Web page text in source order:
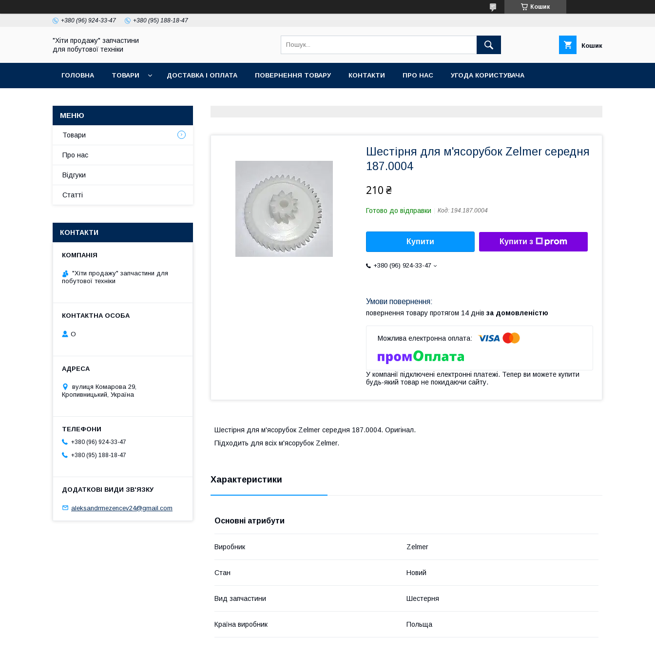
Кошик
+380 (96) 924-33-47 +380 (95) 188-18-47
"Хіти продажу" запчастини
для побутової техніки
Кошик
ГОЛОВНА ТОВАРИ ДОСТАВКА І ОПЛАТА ПОВЕРНЕННЯ ТОВАРУ КОНТАКТИ ПРО НАС УГОДА КОРИСТУВАЧА
Шестірня для м'ясорубок Zelmer середня
187.0004
210 ₴
Готово до відправки Код: 194.187.0004
Купити Купити з
+380 (96) 924-33-47
повернення товару протягом 14 днів за домовленістю
У компанії підключені електронні платежі. Тепер ви можете купити
будь-який товар не покидаючи сайту.
Шестірня для м'ясорубок Zelmer середня 187.0004. Оригінал.
Підходить для всіх м'ясорубок Zelmer.
Характеристики
Основні атрибути
Виробник Zelmer
Стан Новий
Вид запчастини Шестерня
Країна виробник Польща
Товари
Про нас
Відгуки
Статті
КОНТАКТИ
"Хіти продажу" запчастини для
побутової техніки
О
вулиця Комарова 29,
Кропивницький, Україна
+380 (96) 924-33-47
+380 (95) 188-18-47
aleksandrmezencev24@gmail.com